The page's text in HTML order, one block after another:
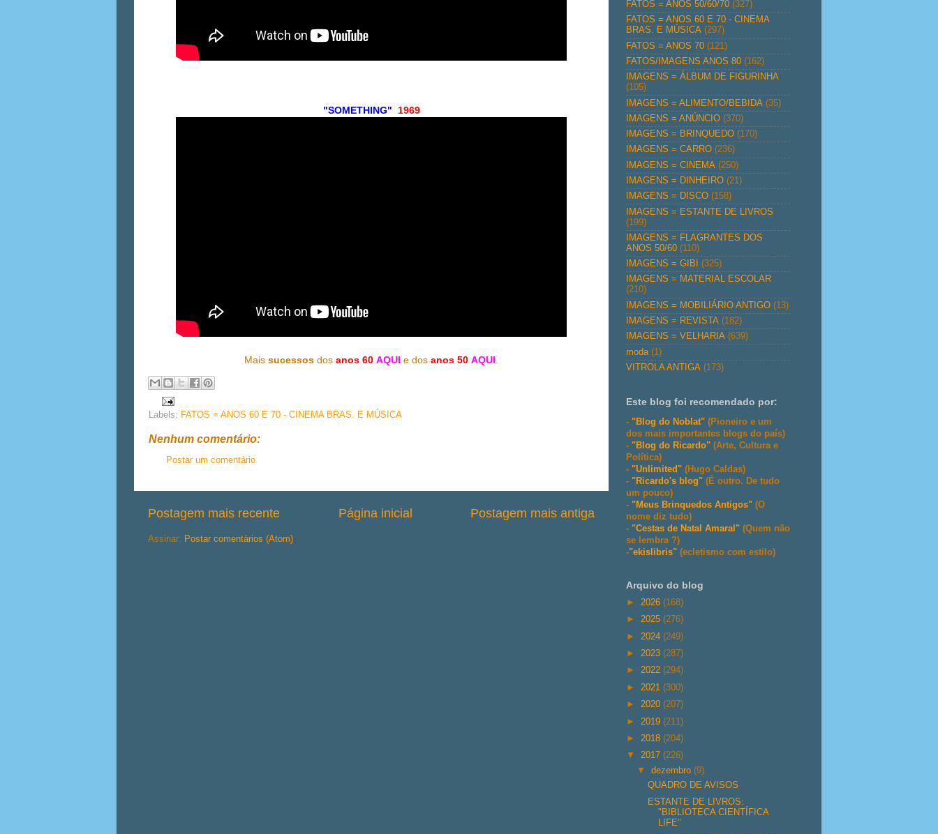
"SOMETHING" 1969
Mais sucessos dos anos 60 AQUI e dos anos 50 AQUI.
Labels: FATOS = ANOS 60 E 70 - CINEMA BRAS. E MÚSICA
Nenhum comentário:
Postar um comentário
Postagem mais recente Postagem mais antiga
Página inicial
Assinar: Postar comentários (Atom)
FATOS = ANOS 50/60/70 (327)
FATOS = ANOS 60 E 70 - CINEMA
BRAS. E MÚSICA (297)
FATOS = ANOS 70 (121)
FATOS/IMAGENS ANOS 80 (162)
IMAGENS = ÁLBUM DE FIGURINHA
(105)
IMAGENS = ALIMENTO/BEBIDA (35)
IMAGENS = ANÚNCIO (370)
IMAGENS = BRINQUEDO (170)
IMAGENS = CARRO (236)
IMAGENS = CINEMA (250)
IMAGENS = DINHEIRO (21)
IMAGENS = DISCO (158)
IMAGENS = ESTANTE DE LIVROS
(199)
IMAGENS = FLAGRANTES DOS
ANOS 50/60 (110)
IMAGENS = GIBI
(325)
IMAGENS = MATERIAL ESCOLAR
(210)
IMAGENS = MOBILIÁRIO ANTIGO (13)
IMAGENS = REVISTA (182)
IMAGENS = VELHARIA (639)
moda (1)
VITROLA ANTIGA (173)
Este blog foi recomendado por:
- "Blog do Noblat" (Pioneiro e um
dos mais importantes blogs do país)
- "Blog do Ricardo" (Arte, Cultura e
Política)
- "Unlimited" (Hugo Caldas)
- "Ricardo's blog" (É outro. De tudo
um pouco)
- "Meus Brinquedos Antigos" (O
nome diz tudo)
- "Cestas de Natal Amaral" (Quem não
se lembra ?)
-"ekislibris" (ecletismo com estilo)
Arquivo do blog
► 2026 (168)
► 2025 (276)
► 2024 (249)
► 2023 (287)
► 2022 (294)
► 2021 (300)
► 2020 (207)
► 2019 (211)
► 2018 (204)
▼ 2017 (226)
▼dezembro(9)
QUADRO DE AVISOS
ESTANTE DE LIVROS:
"BIBLIOTECA CIENTÍFICA
LIFE"